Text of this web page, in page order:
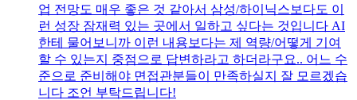
업 전망도 매우 좋은 것 같아서 삼성/하이닉스보다도 이
런 성장 잠재력 있는 곳에서 일하고 싶다는 것입니다 AI
한테 물어보니까 이런 내용보다는 제 역량/어떻게 기여
할 수 있는지 중점으로 답변하라고 하더라구요.. 어느 수
준으로 준비해야 면접관분들이 만족하실지 잘 모르겠습
니다 조언 부탁드립니다!